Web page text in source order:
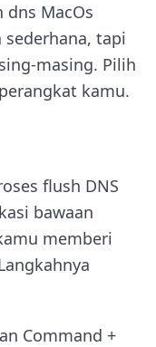
dns MacOs
tapi
masing. Pilih
kamu.
flush DNS
bawaan
memberi
Command +